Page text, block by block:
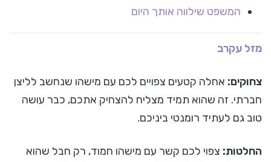
המשפט שילווה אותך היום
מזל עקרב
צחוקים: אחלה קטעים צפויים לכם עם מישהו שנחשב לליצן
חברתי. זה שהוא תמיד מצליח להצחיק אתכם, כבר עושה
טוב גם לעתיד רומנטי ביניכם.
החלטות: צפוי לכם קשר עם מישהו חמוד, רק חבל שהוא